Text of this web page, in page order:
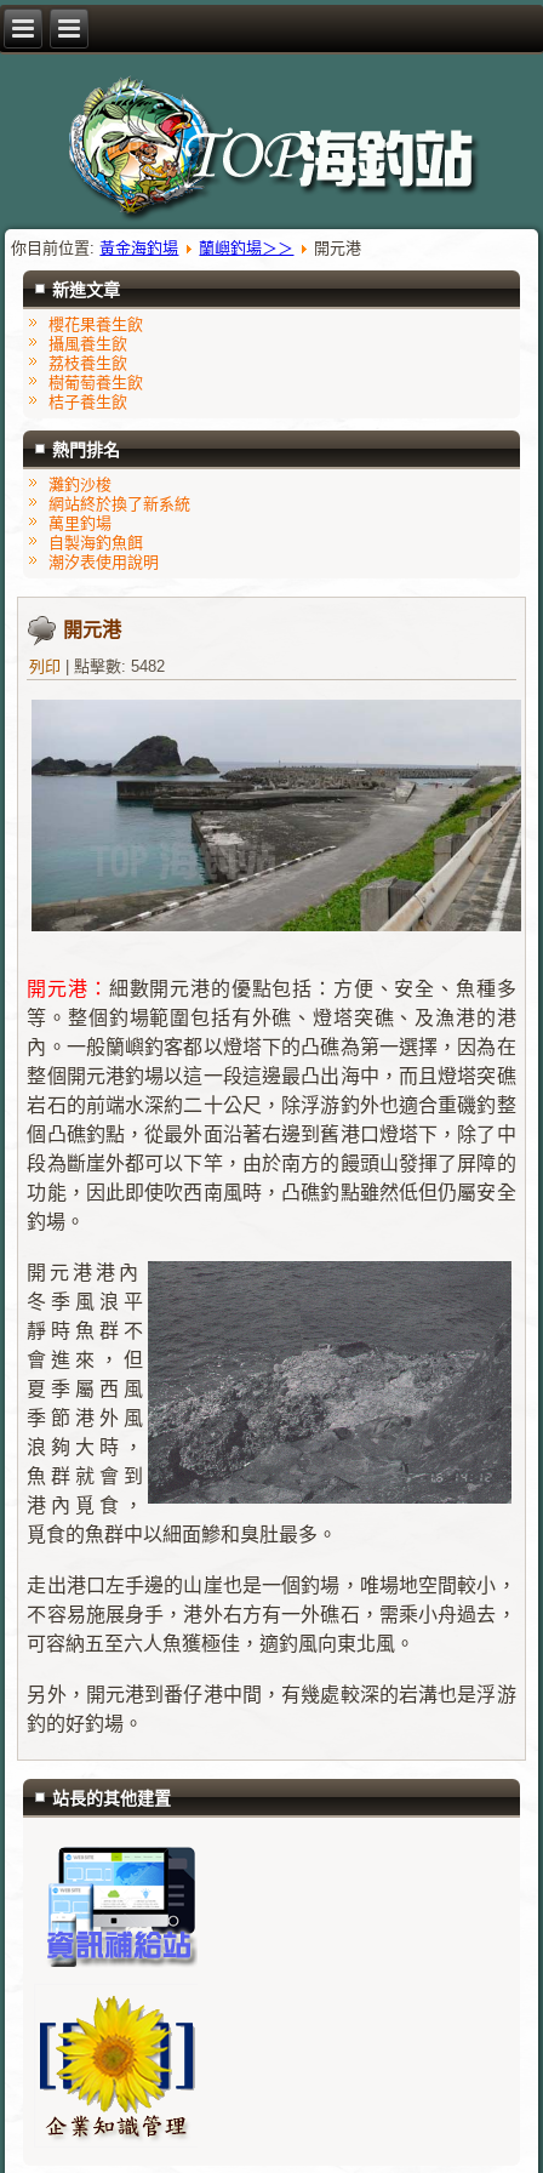
你目前位置:黃金海釣場 蘭嶼釣場＞＞ 開元港
新進文章
櫻花果養生飲
攝風養生飲
荔枝養生飲
樹葡萄養生飲
桔子養生飲
熱門排名
灘釣沙梭
網站終於換了新系統
萬里釣場
自製海釣魚餌
潮汐表使用說明
開元港
列印 |點擊數: 5482
開元港： 細數開元港的優點包括：方便、安全、魚種多
等。整個釣場範圍包括有外礁、燈塔突礁、及漁港的港
內。一般籣嶼釣客都以燈塔下的凸礁為第一選擇，因為在
整個開元港釣場以這一段這邊最凸出海中，而且燈塔突礁
岩石的前端水深約二十公尺，除浮游釣外也適合重磯釣整
個凸礁釣點，從最外面沿著右邊到舊港口燈塔下，除了中
段為斷崖外都可以下竿，由於南方的饅頭山發揮了屏障的
功能，因此即使吹西南風時，凸礁釣點雖然低但仍屬安全
釣場。
開元港港內
冬季風浪平
靜時魚群不
會進來，但
夏季屬西風
季節港外風
浪夠大時，
魚群就會到
港內覓食，
覓食的魚群中以細面鰺和臭肚最多。
走出港口左手邊的山崖也是一個釣場，唯場地空間較小，
不容易施展身手，港外右方有一外礁石，需乘小舟過去，
可容納五至六人魚獲極佳，適釣風向東北風。
另外，開元港到番仔港中間，有幾處較深的岩溝也是浮游
釣的好釣場。
站長的其他建置